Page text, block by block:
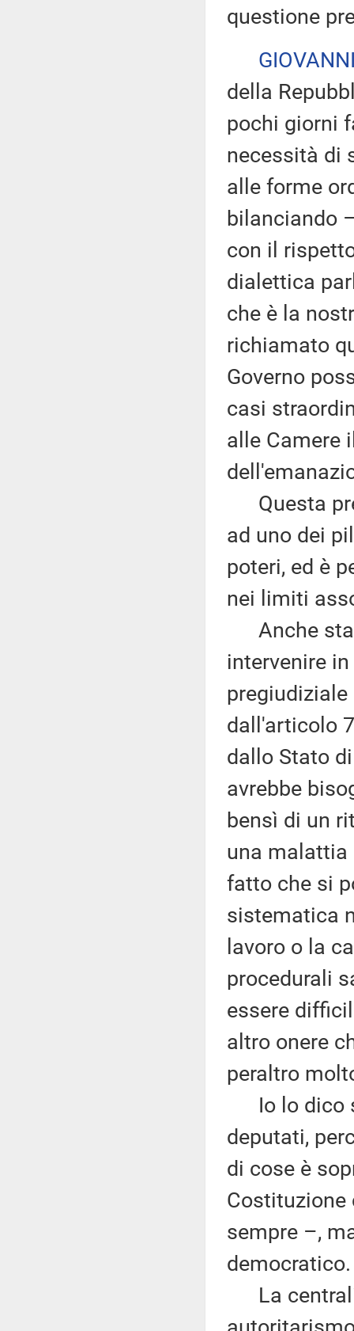
questione
della
pochi giorni
necessità di
alle forme
bilanciando
con il
dialettica
che è la
richiamato
Governo
casi
alle Camere
Questa
ad uno dei
poteri, ed è
nei limiti
Anche
intervenire
dall'articolo
dallo Stato
avrebbe
bensì di un
una malattia
fatto che si
sistematica
lavoro o la
procedurali
essere
altro onere
peraltro
Io lo dico
deputati,
di cose è
sempre –,
democratico.
La